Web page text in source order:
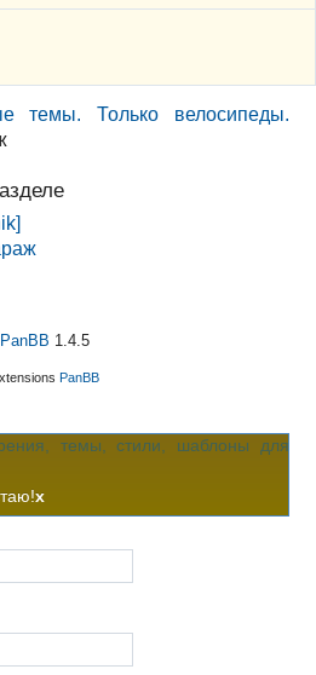
темы. Только велосипеды.
PanBB 1.4.5
PanBB
x